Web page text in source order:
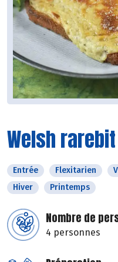
Welsh rarebit
Entrée Flexitarien
Hiver
Printemps
Nombre de
4 personnes